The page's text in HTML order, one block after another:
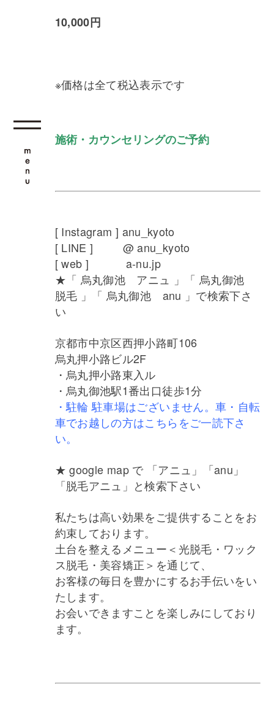
10,000円
※価格は全て税込表示です
施術・カウンセリングのご予約
[ Instagram ] anu_kyoto
[ LINE ] @ anu_kyoto
[ web ] a-nu.jp
★「 烏丸御池 アニュ 」「 烏丸御池
脱毛 」「 烏丸御池 anu 」で検索下さ
い
京都市中京区西押小路町106
烏丸押小路ビル2F
・烏丸押小路東入ル
・烏丸御池駅1番出口徒歩1分
・駐輪 駐車場はございません。車・自転
車でお越しの方はこちらをご一読下さ
い。
★ google map で 「アニュ」「anu」
「脱毛アニュ」と検索下さい
私たちは高い効果をご提供することをお
約束しております。
土台を整えるメニュー＜光脱毛・ワック
ス脱毛・美容矯正＞を通じて、
お客様の毎日を豊かにするお手伝いをい
たします。
お会いできますことを楽しみにしており
ます。